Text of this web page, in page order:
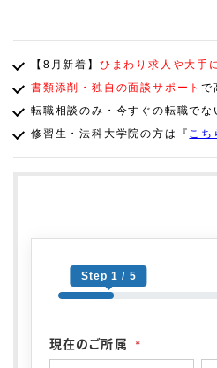
【8月新着】 ひまわり求人や大手
書類添削・独自の面談サポートで
転職相談のみ・今すぐの転職でな
修習生・法科大学院の方は『 こち
Step 1 / 5
現在のご所属 *